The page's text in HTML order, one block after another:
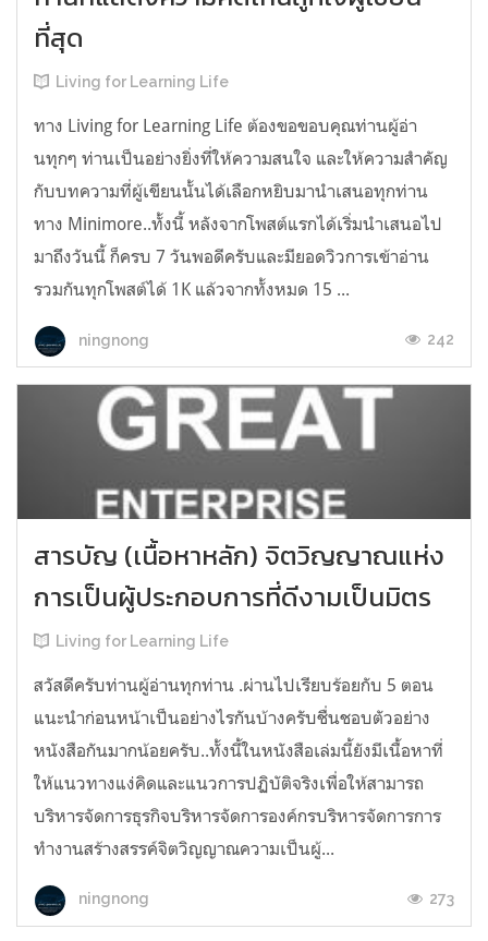
ที่สุด
Living for Learning Life
ทาง Living for Learning Life ต้องขอขอบคุณท่านผู้อ่า
นทุกๆ ท่านเป็นอย่างยิ่งที่ให้ความสนใจ และให้ความสำคัญ
กับบทความที่ผู้เขียนนั้นได้เลือกหยิบมานำเสนอทุกท่าน
ทาง Minimore..ทั้งนี้ หลังจากโพสต์แรกได้เริ่มนำเสนอไป
มาถึงวันนี้ ก็ครบ 7 วันพอดีครับและมียอดวิวการเข้าอ่าน
รวมกันทุกโพสต์ได้ 1K แล้วจากทั้งหมด 15 ...
ningnong 242
สารบัญ (เนื้อหาหลัก) จิตวิญญาณแห่ง
การเป็นผู้ประกอบการที่ดีงามเป็นมิตร
Living for Learning Life
สวัสดีครับท่านผู้อ่านทุกท่าน .ผ่านไปเรียบร้อยกับ 5 ตอน
แนะนำก่อนหน้าเป็นอย่างไรกันบ้างครับชื่นชอบตัวอย่าง
หนังสือกันมากน้อยครับ..ทั้งนี้ในหนังสือเล่มนี้ยังมีเนื้อหาที่
ให้แนวทางแง่คิดและแนวการปฏิบัติจริงเพื่อให้สามารถ
บริหารจัดการธุรกิจบริหารจัดการองค์กรบริหารจัดการการ
ทำงานสร้างสรรค์จิตวิญญาณความเป็นผู้...
ningnong 273